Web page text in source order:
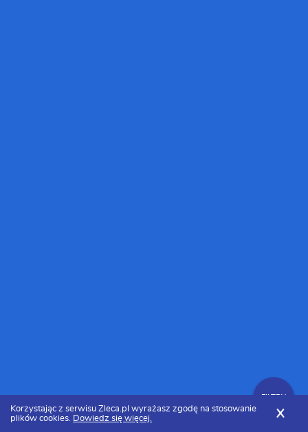
FILTRY
Korzystając z serwisu Zleca.pl wyrażasz zgodę na stosowanie
plików cookies. Dowiedz się więcej. X